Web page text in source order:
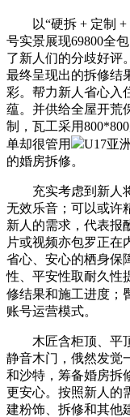
以“硬拆 + 定制 +
号实景展现69800全
了新人们的分歧好评
最终呈现出的拆修结
彩。帮力新人省心入
蕴。并供给全屋开荒
制，瓦工采用
单却很管用
U17亚
的婚房拆修。
充实考虑到新人将
无效乐音；可以或许
新人的需求，代表报
片或视频亦包罗正在
省心、安心的栖身保
性、平安性取耐久性
修结果和施工进度；
账号运营模式。
木匠含柜顶、平顶
静音木门，俄然发觉
和沙特，筹备婚房拆
更安心。按照新人的
建粉饰、拆修和其他